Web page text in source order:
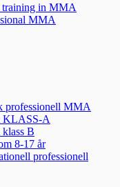
training in MMA
MMA
professionell MMA
KLASS-A
B
8-17 år
professionell